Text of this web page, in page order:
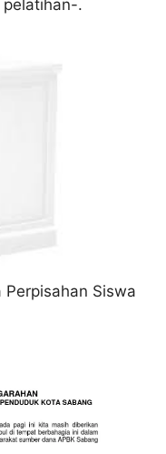
pelatihan-.
Siswa